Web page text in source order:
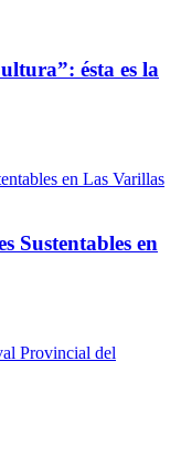
ésta es la
Sustentables en